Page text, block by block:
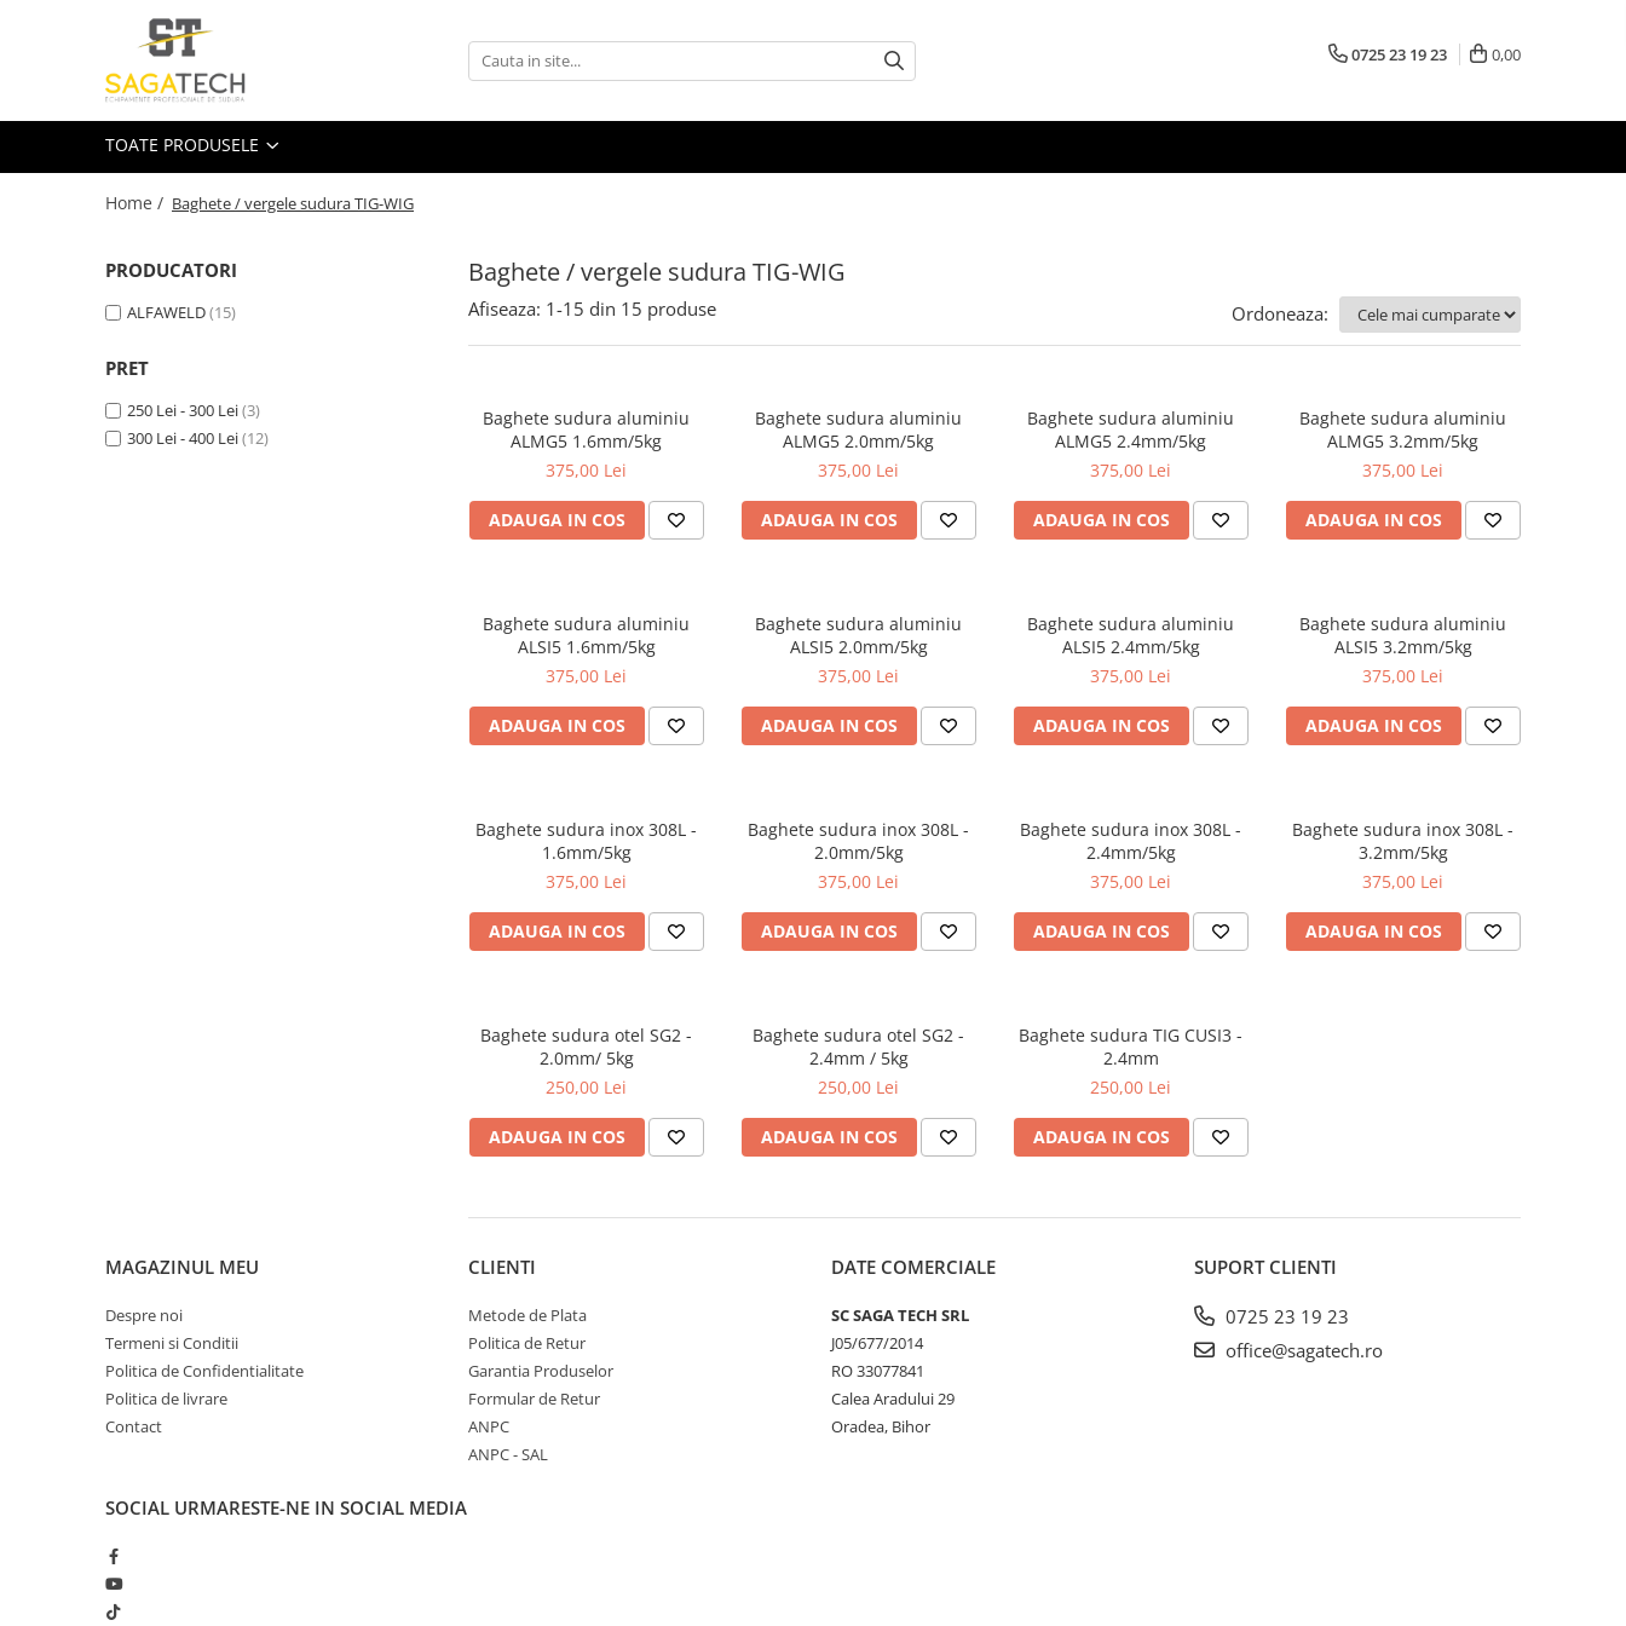
Toate Produsele
Sudura MIG-MAG
Accesorii / Consumabile MIG-MAG
Pistol MIG-MAG
Accesorii / Consumabile TIG / WIG
Aparate TIG AC/DC
Aparate TIG DC
Duza taiere
Becuri sudura
Opritor flacara
Reductor presiune
Electrozi rutilici ( supertit)
Electrozi bazici
Electrozi incarcare dura
0725 23 19 23 0,00
TOATE PRODUSELE
Home / Baghete / vergele sudura TIG-WIG
Baghete / vergele sudura TIG-WIG
PRODUCATORI
ALFAWELD(15)
PRET
250 Lei - 300 Lei(3)
300 Lei - 400 Lei(12)
Afiseaza: 1-15 din 15 produse Ordoneaza:
Baghete sudura aluminiu
ALMG5 1.6mm/5kg
375,00 Lei
ADAUGA IN COS
Baghete sudura aluminiu
ALMG5 2.0mm/5kg
375,00 Lei
ADAUGA IN COS
Baghete sudura aluminiu
ALMG5 2.4mm/5kg
375,00 Lei
ADAUGA IN COS
Baghete sudura aluminiu
ALMG5 3.2mm/5kg
375,00 Lei
ADAUGA IN COS
Baghete sudura aluminiu
ALSI5 1.6mm/5kg
375,00 Lei
ADAUGA IN COS
Baghete sudura aluminiu
ALSI5 2.0mm/5kg
375,00 Lei
ADAUGA IN COS
Baghete sudura aluminiu
ALSI5 2.4mm/5kg
375,00 Lei
ADAUGA IN COS
Baghete sudura aluminiu
ALSI5 3.2mm/5kg
375,00 Lei
ADAUGA IN COS
Baghete sudura inox 308L -
1.6mm/5kg
375,00 Lei
ADAUGA IN COS
Baghete sudura inox 308L -
2.0mm/5kg
375,00 Lei
ADAUGA IN COS
Baghete sudura inox 308L -
2.4mm/5kg
375,00 Lei
ADAUGA IN COS
Baghete sudura inox 308L -
3.2mm/5kg
375,00 Lei
ADAUGA IN COS
Baghete sudura otel SG2 -
2.0mm/ 5kg
250,00 Lei
ADAUGA IN COS
Baghete sudura otel SG2 -
2.4mm / 5kg
250,00 Lei
ADAUGA IN COS
Baghete sudura TIG CUSI3 -
2.4mm
250,00 Lei
ADAUGA IN COS
MAGAZINUL MEU
Despre noi
Termeni si Conditii
Politica de Confidentialitate
Politica de livrare
Contact
CLIENTI
Metode de Plata
Politica de Retur
Garantia Produselor
Formular de Retur
ANPC
ANPC - SAL
DATE COMERCIALE
SC SAGA TECH SRL
J05/677/2014
RO 33077841
Calea Aradului 29
Oradea, Bihor
SUPORT CLIENTI
0725 23 19 23
office@sagatech.ro
SOCIAL URMARESTE-NE IN SOCIAL MEDIA